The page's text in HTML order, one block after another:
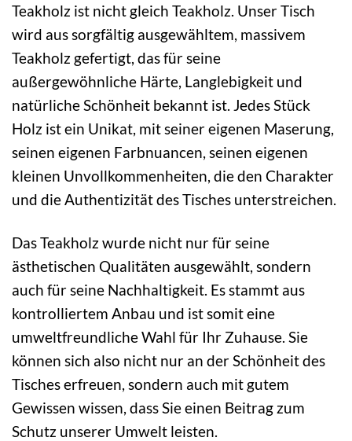
Teakholz ist nicht gleich Teakholz. Unser Tisch
wird aus sorgfältig ausgewähltem, massivem
Teakholz gefertigt, das für seine
außergewöhnliche Härte, Langlebigkeit und
natürliche Schönheit bekannt ist. Jedes Stück
Holz ist ein Unikat, mit seiner eigenen Maserung,
seinen eigenen Farbnuancen, seinen eigenen
kleinen Unvollkommenheiten, die den Charakter
und die Authentizität des Tisches unterstreichen.
Das Teakholz wurde nicht nur für seine
ästhetischen Qualitäten ausgewählt, sondern
auch für seine Nachhaltigkeit. Es stammt aus
kontrolliertem Anbau und ist somit eine
umweltfreundliche Wahl für Ihr Zuhause. Sie
können sich also nicht nur an der Schönheit des
Tisches erfreuen, sondern auch mit gutem
Gewissen wissen, dass Sie einen Beitrag zum
Schutz unserer Umwelt leisten.